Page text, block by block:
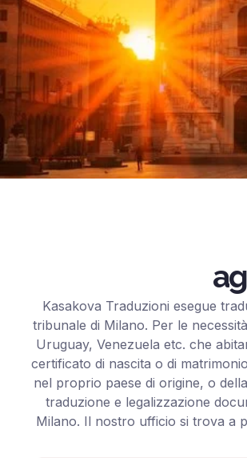
Kasakova Traduzioni esegue
tribunale di Milano. Per le
Uruguay, Venezuela etc. che
certificato di nascita o di
nel proprio paese di origine, o
traduzione e legalizzazione
Milano. Il nostro ufficio si trova a